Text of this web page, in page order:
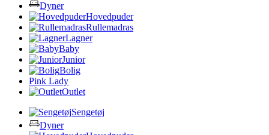
Dyner
Hovedpuder
Rullemadras
Lagner
Baby
Junior
Bolig
Pink Lady
Outlet
Sengetøj
Dyner